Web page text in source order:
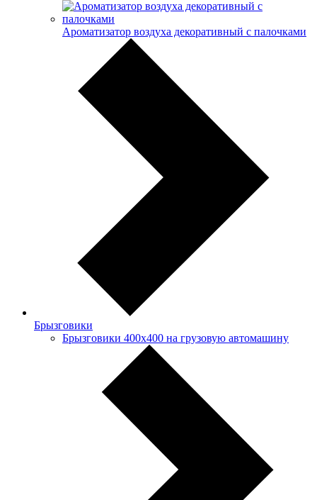
Ароматизатор воздуха декоративный с палочками
Брызговики
Брызговики 400х400 на грузовую автомашину